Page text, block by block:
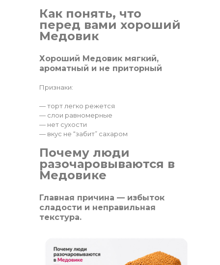
Как понять, что
перед вами хороший
Медовик
Хороший Медовик мягкий,
ароматный и не приторный
Признаки:
— торт легко режется
— слои равномерные
— нет сухости
— вкус не “забит” сахаром
Почему люди
разочаровываются в
Медовике
Главная причина — избыток
сладости и неправильная
текстура.